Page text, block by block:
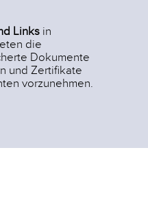
Links in
die
Dokumente
und Zertifikate
vorzunehmen.